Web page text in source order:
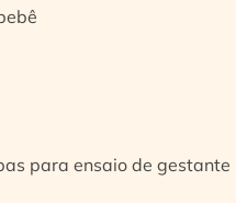
para ensaio de gestante